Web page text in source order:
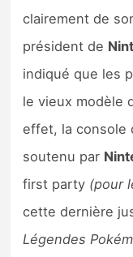
clairement de
président de
indiqué que les
le vieux modèle
effet, la console
soutenu par
first party (pour
cette dernière
Légendes